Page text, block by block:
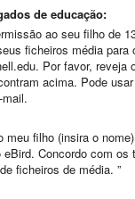
de educação:
ao seu filho de
ficheiros média para
Por favor, reveja
acima. Pode
meu filho (insira o
Concordo com os
ficheiros de média. ”